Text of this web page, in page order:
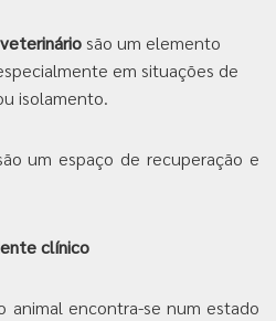
são um elemento
em situações de
isolamento.
um espaço de recuperação e
clínico
animal encontra-se num estado